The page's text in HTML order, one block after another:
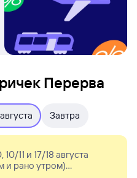
Перерва
Завтра
11 и 17/18 августа
и рано утром)